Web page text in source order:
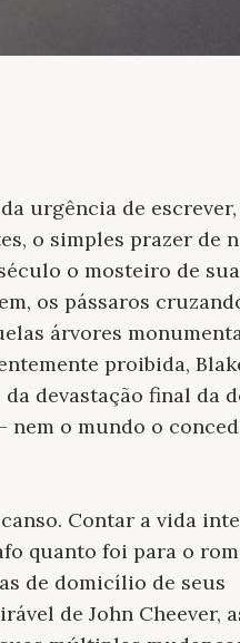
urgência de
o simples prazer de
o mosteiro de
os pássaros
árvores
proibida,
devastação final da
nem o mundo o
Contar a vida
quanto foi para o
de domicílio de seus
de John Cheever,